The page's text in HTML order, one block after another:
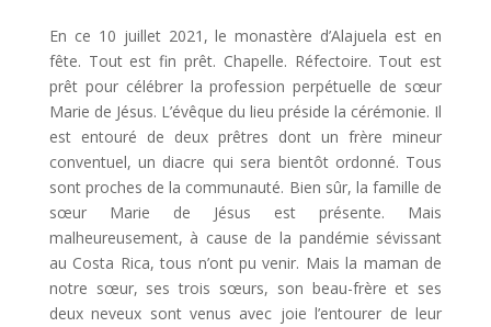
En ce 10 juillet 2021, le monastère d’Alajuela est en
fête. Tout est fin prêt. Chapelle. Réfectoire. Tout est
prêt pour célébrer la profession perpétuelle de sœur
Marie de Jésus. L’évêque du lieu préside la cérémonie. Il
est entouré de deux prêtres dont un frère mineur
conventuel, un diacre qui sera bientôt ordonné. Tous
sont proches de la communauté. Bien sûr, la famille de
sœur Marie de Jésus est présente. Mais
malheureusement, à cause de la pandémie sévissant
au Costa Rica, tous n’ont pu venir. Mais la maman de
notre sœur, ses trois sœurs, son beau-frère et ses
deux neveux sont venus avec joie l’entourer de leur